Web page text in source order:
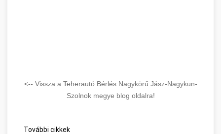
<-- Vissza a Teherautó Bérlés Nagykörű Jász-Nagykun-
Szolnok megye blog oldalra!
További cikkek